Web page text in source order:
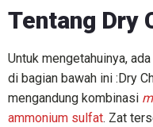
Tentang Dry
Untuk mengetahuinya,
di bagian bawah ini :Dry
mengandung kombinasi
ammonium sulfat. Zat